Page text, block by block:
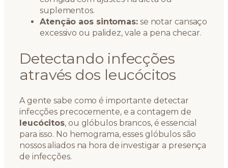
suplementos.
Atenção aos sintomas:se notar cansaço
excessivo ou palidez, vale a pena checar.
Detectando infecções
através dos leucócitos
A gente sabe como é importante detectar
infecções precocemente, e a contagem de
leucócitos, ou glóbulos brancos, é essencial
para isso. No hemograma, esses glóbulos são
nossos aliados na hora de investigar a presença
de infecções.